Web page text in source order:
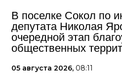
В поселке Сокол по
депутата Николая
очередной этап
общественных
05 августа 2026, 08:11